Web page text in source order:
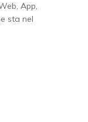
App,
sta nel